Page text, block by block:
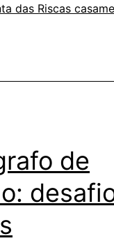
das Riscas
de